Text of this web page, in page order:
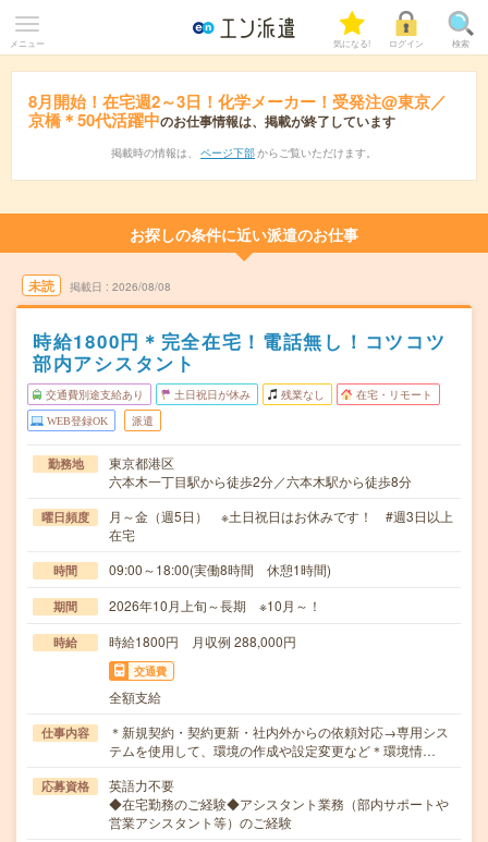
メニュー 気になる! ログイン 検索
8月開始！在宅週2～3日！化学メーカー！受発注@東京／
京橋＊50代活躍中のお仕事情報は、掲載が終了しています
掲載時の情報は、 ページ下部 からご覧いただけます。
お探しの条件に近い派遣のお仕事
未読 掲載日 2026/08/08
時給1800円＊完全在宅！電話無し！コツコツ
部内アシスタント
交通費別途支給あり 土日祝日が休み 残業なし 在宅・リモート
WEB登録OK 派遣
勤務地
東京都港区
六本木一丁目駅から徒歩2分／六本木駅から徒歩8分
曜日頻度
月～金（週5日） ※土日祝日はお休みです！ #週3日以上
在宅
時間 09:00～18:00(実働8時間 休憩1時間)
期間 2026年10月上旬～長期 ※10月～！
時給 時給1800円 月収例 288,000円
交通費
全額支給
仕事内容
＊新規契約・契約更新・社内外からの依頼対応→専用シス
テムを使用して、環境の作成や設定変更など＊環境情…
応募資格
英語力不要
◆在宅勤務のご経験◆アシスタント業務（部内サポートや
営業アシスタント等）のご経験